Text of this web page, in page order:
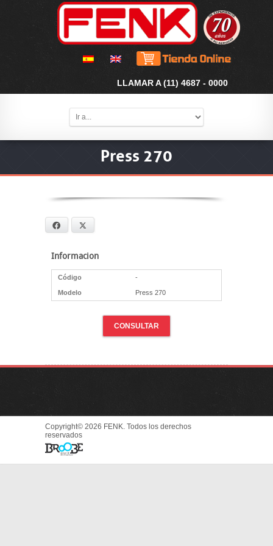
LLAMAR A (11) 4687 - 0000
Press 270
Facebook
Informacion
Código -
Modelo Press 270
CONSULTAR
Copyright© 2026 FENK. Todos los derechos
reservados